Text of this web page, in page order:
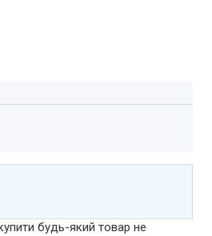
будь-який товар не